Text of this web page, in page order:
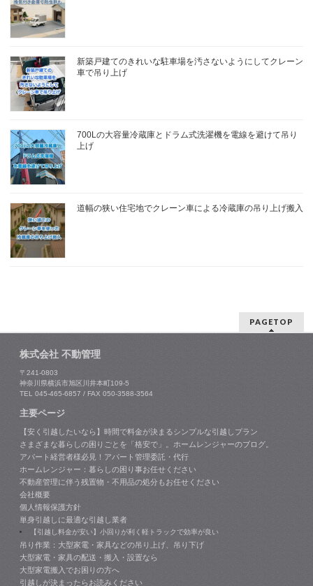
新築戸建てのきれいな駐車場を汚さないようにしてクレーン
車で吊り上げ
700Lの大容量冷蔵庫とドラム式洗濯機を電線を避けて吊り
上げ
道幅の狭い住宅地でクレーン車による冷蔵庫の吊り上げ搬入
PAGETOP
株式会社 不動管理
〒241-0803
神奈川県横浜市旭区川井本町109-5
TEL 045-465-6857 / FAX 050-3588-3564
主要ページ
【安く引越したいなら】時間で料金が決まるシンプルな引越しプラン
さまざまな暮らしの困りごとを「格安で」。ホームレンジャーのブログ。
アパート経営者様必見！アパート管理委託・代行
ホームレンジャー：暮らしの困り事お任せください
不動産管理に伴う残置物・不用品の処分もお任せください
会社概要
個人情報保護方針
単身引越しに最適な引越し業者
【引越し料金が安い】小回りが利く軽トラックで効率が良い
吊り作業：大型家電・家具などの吊り上げ、吊り下げ
大型家電・家具の配送・搬入・設置なら
大型家電搬入でお困りの方へ
引越しが決まったらお読みください